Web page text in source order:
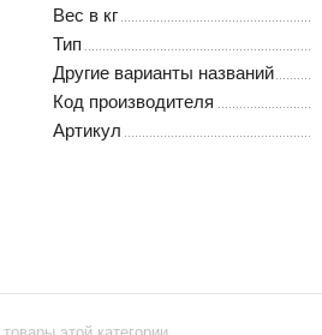
Вес в кг
Тип
Другие варианты названий
Код производителя
Артикул